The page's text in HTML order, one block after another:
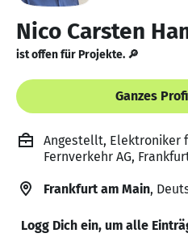
Nico Carsten
ist offen für Projekte. 🔎
Ganzes
Angestellt, Elektroniker
Fernverkehr AG,
Frankfurt am Main,
Logg Dich ein, um alle